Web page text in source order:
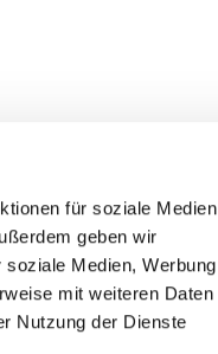
für soziale Medien
geben wir
Medien, Werbung
mit weiteren Daten
Nutzung der Dienste